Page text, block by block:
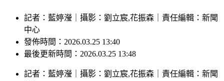
中心
發佈時間：2026.03.25 13:40
最後更新時間：2026.03.25 13:48
中心